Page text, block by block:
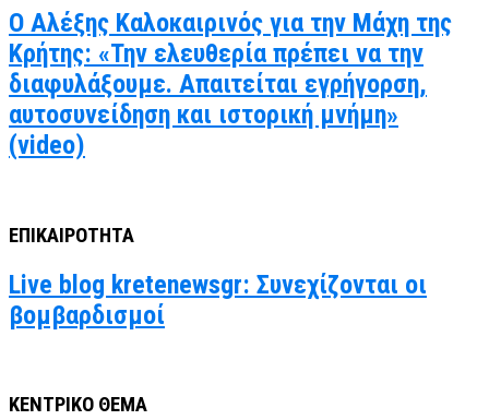
Ο Αλέξης Καλοκαιρινός για την Μάχη της
Κρήτης: «Την ελευθερία πρέπει να την
διαφυλάξουμε. Απαιτείται εγρήγορση,
αυτοσυνείδηση και ιστορική μνήμη»
(video)
ΕΠΙΚΑΙΡΟΤΗΤΑ
Live blog kretenewsgr: Συνεχίζονται οι
βομβαρδισμοί
ΚΕΝΤΡΙΚΟ ΘΕΜΑ